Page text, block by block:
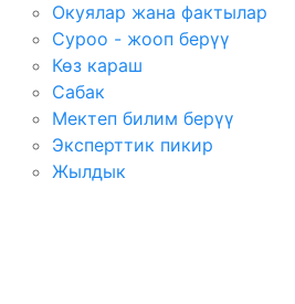
Окуялар жана фактылар
Суроо - жооп берүү
Көз караш
Сабак
Мектеп билим берүү
Эксперттик пикир
Жылдык